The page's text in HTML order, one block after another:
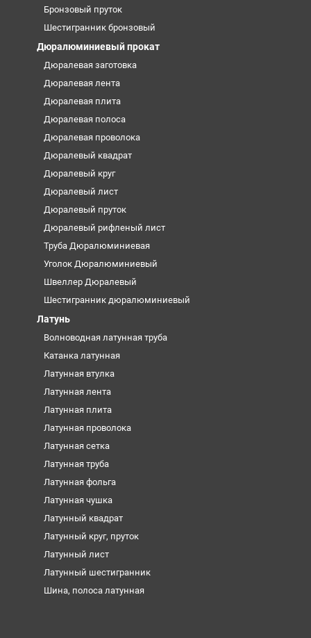
Бронзовый пруток
Шестигранник бронзовый
Дюралюминиевый прокат
Дюралевая заготовка
Дюралевая лента
Дюралевая плита
Дюралевая полоса
Дюралевая проволока
Дюралевый квадрат
Дюралевый круг
Дюралевый лист
Дюралевый пруток
Дюралевый рифленый лист
Труба Дюралюминиевая
Уголок Дюралюминиевый
Швеллер Дюралевый
Шестигранник дюралюминиевый
Латунь
Волноводная латунная труба
Катанка латунная
Латунная втулка
Латунная лента
Латунная плита
Латунная проволока
Латунная сетка
Латунная труба
Латунная фольга
Латунная чушка
Латунный квадрат
Латунный круг, пруток
Латунный лист
Латунный шестигранник
Шина, полоса латунная